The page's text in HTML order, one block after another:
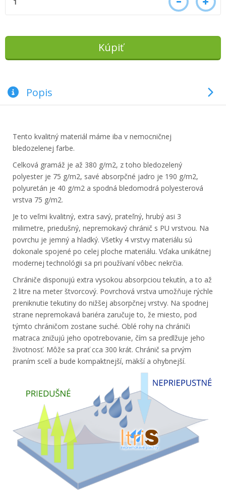
Popis
Tento kvalitný materiál máme iba v nemocničnej
bledozelenej farbe.
Celková gramáž je až 380 g/m2, z toho bledozelený
polyester je 75 g/m2, savé absorpčné jadro je 190 g/m2,
polyuretán je 40 g/m2 a spodná bledomodrá polyesterová
vrstva 75 g/m2.
Je to veľmi kvalitný, extra savý, prateľný, hrubý asi 3
milimetre, priedušný, nepremokavý chránič s PU vrstvou. Na
povrchu je jemný a hladký. Všetky 4 vrstvy materiálu sú
dokonale spojené po celej ploche materiálu. Vďaka unikátnej
modernej technológii sa pri používaní vôbec nekrčia.
Chrániče disponujú extra vysokou absorpciou tekutín, a to až
2 litre na meter štvorcový. Povrchová vrstva umožňuje rýchle
preniknutie tekutiny do nižšej absorpčnej vrstvy. Na spodnej
strane nepremokavá bariéra zaručuje to, že miesto, pod
týmto chráničom zostane suché. Oblé rohy na chrániči
matraca znižujú jeho opotrebovanie, čím sa predlžuje jeho
životnosť. Môže sa prať cca 300 krát. Chránič sa prvým
praním scelí a bude kompaktnejší, mäkší a ohybnejší.